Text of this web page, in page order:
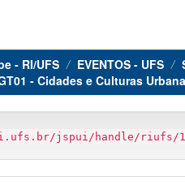
- RI/UFS EVENTOS - UFS
- Cidades e Culturas
jspui/handle/riufs/